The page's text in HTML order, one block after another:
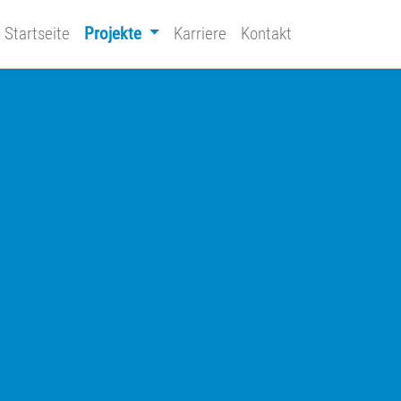
Startseite Projekte Karriere Kontakt